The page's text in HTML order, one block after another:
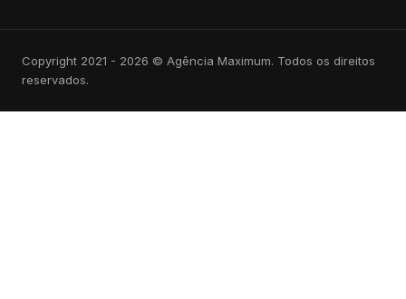
Copyright 2021 - 2026 © Agência Maximum. Todos os direitos
reservados.